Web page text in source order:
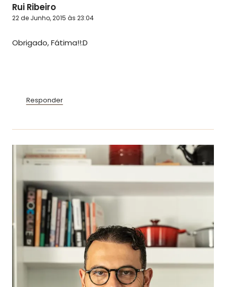
Rui Ribeiro
22 de Junho, 2015 às 23:04
Obrigado, Fátima!!:D
Responder